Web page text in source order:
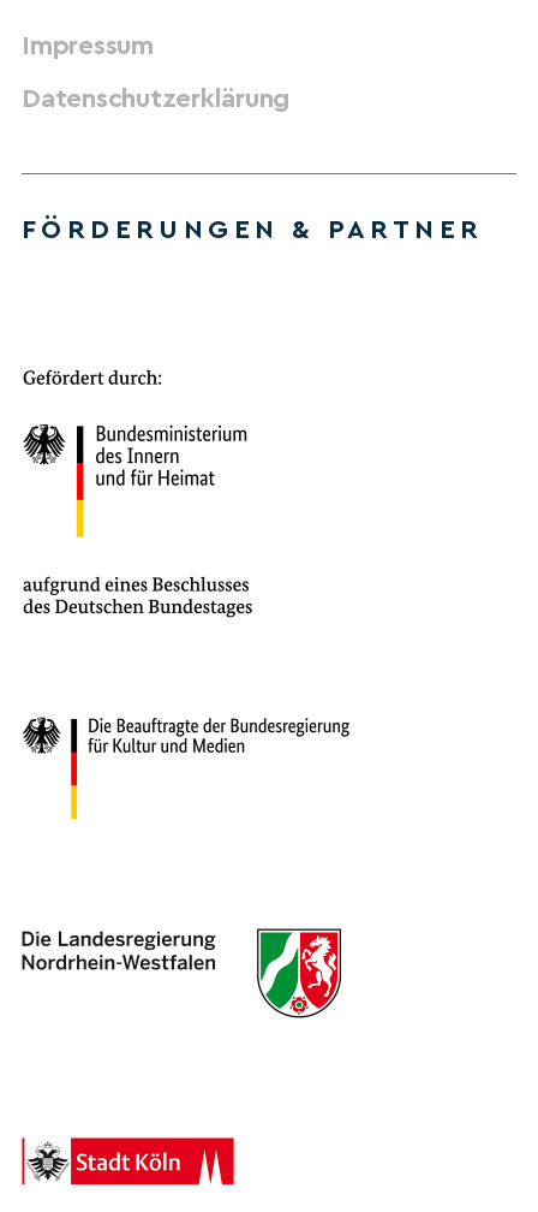
Impressum
Datenschutzerklärung
FÖRDERUNGEN & PARTNER